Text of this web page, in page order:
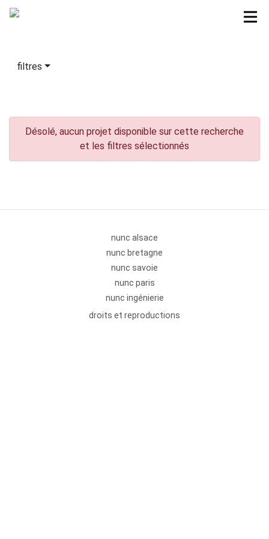
filtres
Désolé, aucun projet disponible sur cette recherche
et les filtres sélectionnés
nunc alsace
nunc bretagne
nunc savoie
nunc paris
nunc ingénierie
droits et reproductions